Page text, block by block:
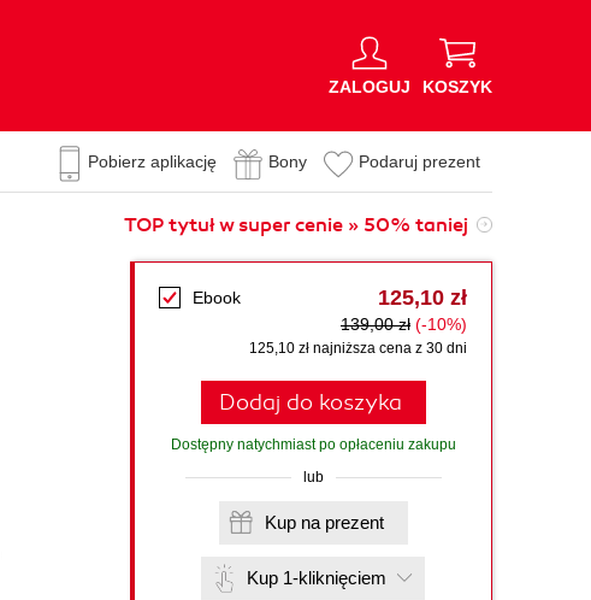
ZALOGUJ KOSZYK
Pobierz aplikację Bony Podaruj prezent
TOP tytuł w super cenie » 50% taniej
Ebook 125,10 zł
139,00 zł (-10%)
125,10 zł najniższa cena z 30 dni
Dodaj do koszyka
Dostępny natychmiast po opłaceniu zakupu
lub
Kup na prezent
Kup 1-kliknięciem